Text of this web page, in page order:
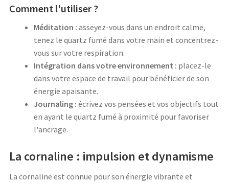
Comment l'utiliser ?
Méditation : asseyez-vous dans un endroit calme,
tenez le quartz fumé dans votre main et concentrez-
vous sur votre respiration.
Intégration dans votre environnement : placez-le
dans votre espace de travail pour bénéficier de son
énergie apaisante.
Journaling : écrivez vos pensées et vos objectifs tout
en ayant le quartz fumé à proximité pour favoriser
l'ancrage.
La cornaline : impulsion et dynamisme
La cornaline est connue pour son énergie vibrante et